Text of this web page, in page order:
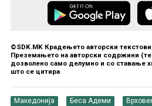
©SDK.MK Крадењето авторски
Преземањето на авторски содржини
дозволено само делумно и со ставање
што се цитира
Македонија Беса Адеми